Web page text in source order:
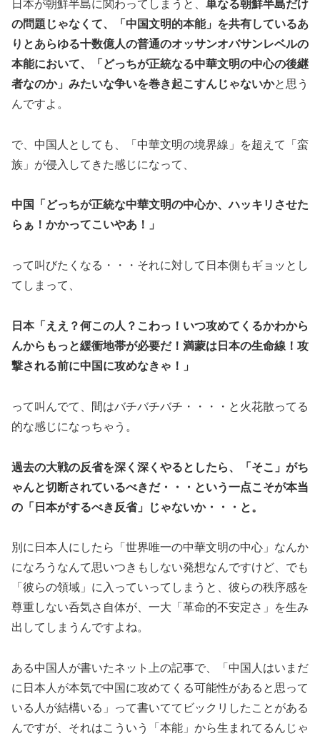
日本が朝鮮半島に関わってしまうと、 単なる朝鮮半島だけ
の問題じゃなくて、「中国文明的本能」を共有しているあ
りとあらゆる十数億人の普通のオッサンオバサンレベルの
本能において、「どっちが正統なる中華文明の中心の後継
者なのか」みたいな争いを巻き起こすんじゃないかと思う
んですよ。
で、中国人としても、「中華文明の境界線」を超えて「蛮
族」が侵入してきた感じになって、
中国「どっちが正統な中華文明の中心か、ハッキリさせた
らぁ！かかってこいやあ！」
って叫びたくなる・・・それに対して日本側もギョッとし
てしまって、
日本「ええ？何この人？こわっ！いつ攻めてくるかわから
んからもっと緩衝地帯が必要だ！満蒙は日本の生命線！攻
撃される前に中国に攻めなきゃ！」
って叫んでて、間はバチバチバチ・・・・と火花散ってる
的な感じになっちゃう。
過去の大戦の反省を深く深くやるとしたら、「そこ」がち
ゃんと切断されているべきだ・・・という一点こそが本当
の「日本がするべき反省」じゃないか・・・と。
別に日本人にしたら「世界唯一の中華文明の中心」なんか
になろうなんて思いつきもしない発想なんですけど、でも
「彼らの領域」に入っていってしまうと、彼らの秩序感を
尊重しない呑気さ自体が、一大「革命的不安定さ」を生み
出してしまうんですよね。
ある中国人が書いたネット上の記事で、「中国人はいまだ
に日本人が本気で中国に攻めてくる可能性があると思って
いる人が結構いる」って書いててビックリしたことがある
んですが、それはこういう「本能」から生まれてるんじゃ